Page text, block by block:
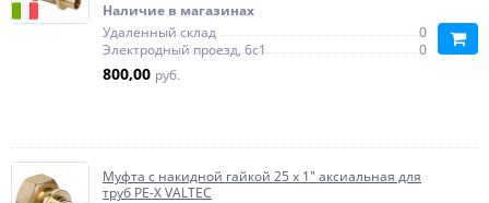
Наличие в магазинах
Удаленный склад
0
Электродный проезд, 6с1
0
800,00 руб.
Муфта с накидной гайкой 25 x 1" аксиальная для
труб PE-X VALTEC